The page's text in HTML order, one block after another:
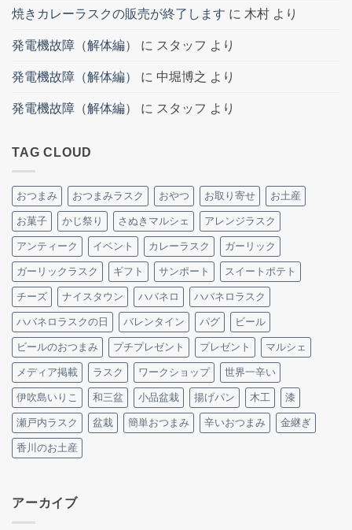
焼きカレーラスクの販売が終了します に 木村 より
発電機故障（解体編） に スタッフ より
発電機故障（解体編） に 中堀博之 より
発電機故障（解体編） に スタッフ より
TAG CLOUD
おつまみ おつまみラスク おやつ お取り寄せ お土産
お菓子 かじ祭り さぬきマルシェ アレンジラスク
アンティーク イベント カレーラスク ガーリック
ガーリックラスク ギフト サンポート スイートポテト
チーズ ナイスタウン ハバネロ ハバネロラスク
ハバネロラスクの日 バレンタイン パグ ビール
ビールのおつまみ プチプレゼント プレゼント マルシェ
メディア掲載 ラスク ワークショップ 世界一辛い
伊吹島いりこ 和三盆 小品盆栽 揚げパン 木工 漆
瀬戸内ラスク 盆栽 簡単おつまみ 辛いおつまみ 金継ぎ
香川のお土産
アーカイブ